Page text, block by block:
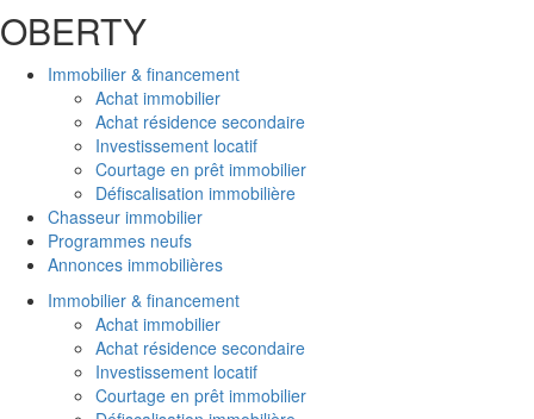
OBERTY
Immobilier & financement
Achat immobilier
Achat résidence secondaire
Investissement locatif
Courtage en prêt immobilier
Défiscalisation immobilière
Chasseur immobilier
Programmes neufs
Annonces immobilières
Immobilier & financement
Achat immobilier
Achat résidence secondaire
Investissement locatif
Courtage en prêt immobilier